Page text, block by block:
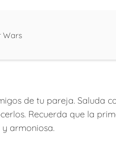
Wars
de tu pareja. Saluda
Recuerda que la
y armoniosa.